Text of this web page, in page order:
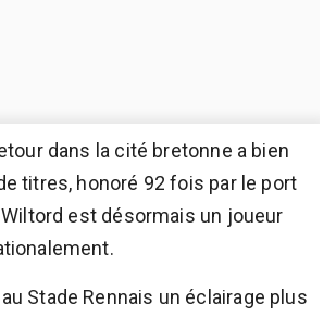
dans la cité bretonne a bien
titres, honoré 92 fois par le port
est désormais un joueur
Stade Rennais un éclairage plus